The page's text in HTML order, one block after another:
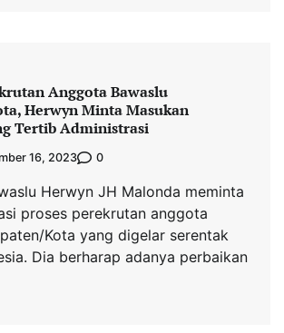
Anggota Bawaslu
Herwyn Minta Masukan
Tertib Administrasi
16, 2023 0
Herwyn JH Malonda meminta
proses perekrutan anggota
Kota yang digelar serentak
Dia berharap adanya perbaikan